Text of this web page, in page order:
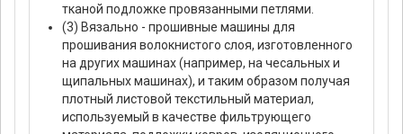
тканой подложке провязанными петлями.
(3) Вязально - прошивные машины для
прошивания волокнистого слоя, изготовленного
на других машинах (например, на чесальных и
щипальных машинах), и таким образом получая
плотный листовой текстильный материал,
используемый в качестве фильтрующего